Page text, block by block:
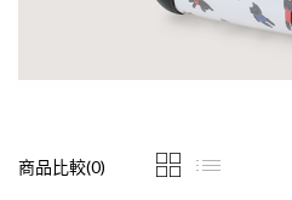
商品比較(0)